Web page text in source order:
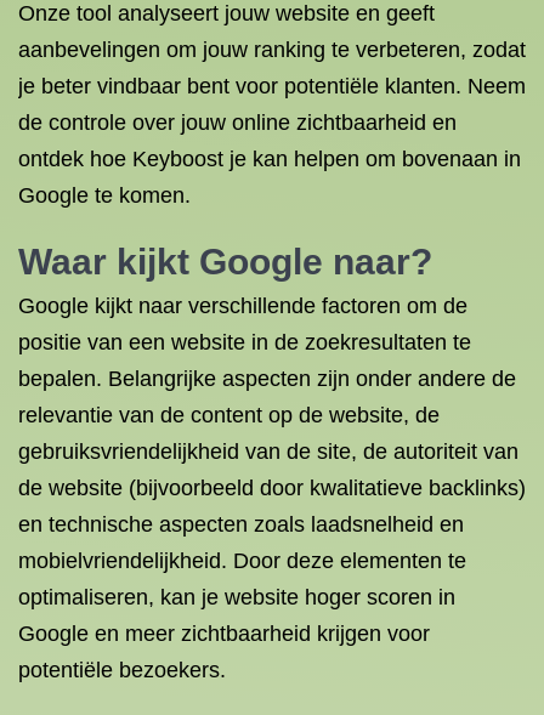
Onze tool analyseert jouw website en geeft
aanbevelingen om jouw ranking te verbeteren, zodat
je beter vindbaar bent voor potentiële klanten. Neem
de controle over jouw online zichtbaarheid en
ontdek hoe Keyboost je kan helpen om bovenaan in
Google te komen.
Waar kijkt Google naar?
Google kijkt naar verschillende factoren om de
positie van een website in de zoekresultaten te
bepalen. Belangrijke aspecten zijn onder andere de
relevantie van de content op de website, de
gebruiksvriendelijkheid van de site, de autoriteit van
de website (bijvoorbeeld door kwalitatieve backlinks)
en technische aspecten zoals laadsnelheid en
mobielvriendelijkheid. Door deze elementen te
optimaliseren, kan je website hoger scoren in
Google en meer zichtbaarheid krijgen voor
potentiële bezoekers.